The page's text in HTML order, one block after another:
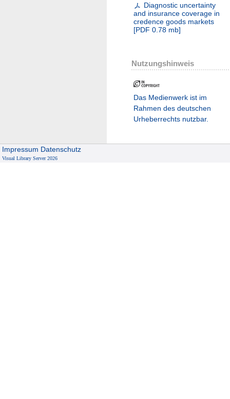
Diagnostic uncertainty
and insurance coverage in
credence goods markets
[PDF 0.78 mb]
Nutzungshinweis
Das Medienwerk ist im
Rahmen des deutschen
Urheberrechts nutzbar.
Impressum Datenschutz
Visual Library Server 2026